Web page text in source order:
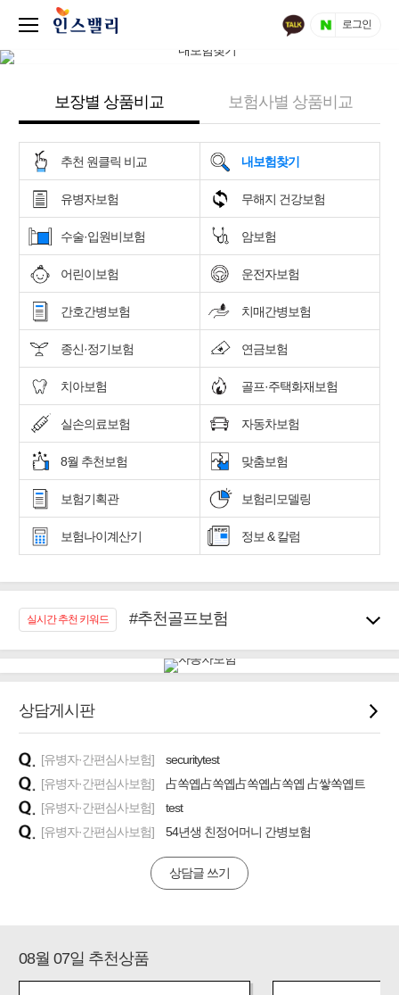
로그인
보장별 상품비교 보험사별 상품비교
추천 원클릭 비교 내보험찾기
유병자보험 무해지 건강보험
수술·입원비보험 암보험
어린이보험 운전자보험
간호간병보험 치매간병보험
종신·정기보험 연금보험
치아보험 골프·주택화재보험
실손의료보험 자동차보험
8월 추천보험 맞춤보험
보험기획관 보험리모델링
보험나이계산기 정보 & 칼럼
실시간 추천 키워드
#추천골프보험
#노후대비 연금재테크!
#바뀌기전에 4세대 가입
상담게시판
[유병자·간편심사보험]
securitytest
[유병자·간편심사보험]
占쏙옙占쏙옙占쏙옙占쏙옙 占쌓쏙옙트
[유병자·간편심사보험]
test
[유병자·간편심사보험]
54년생 친정어머니 간병보험
상담글 쓰기
08월 07일 추천상품